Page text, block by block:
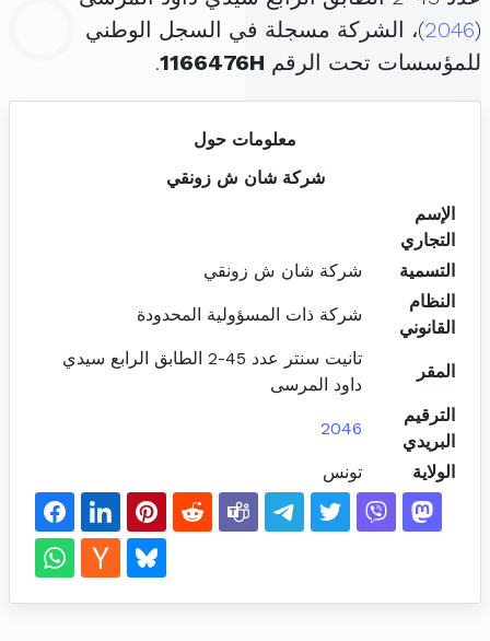
(
2046)، الشركة مسجلة في السجل الوطني
للمؤسسات تحت الرقم 1166476H
.
معلومات حول
شركة شان ش زونقي
الإسم
التجاري
التسمية
شركة شان ش زونقي
النظام
القانوني
شركة ذات المسؤولية المحدودة
المقر
تانيت سنتر عدد 45-2 الطابق الرابع سيدي
داود المرسى
الترقيم
البريدي
2046
الولاية تونس